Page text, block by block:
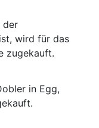
der
wird für das
zugekauft.
in Egg,